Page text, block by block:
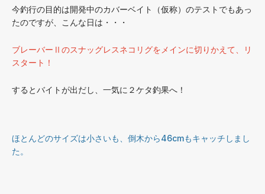
今釣行の目的は開発中のカバーベイト（仮称）のテストでもあっ
たのですが、こんな日は・・・
ブレーバーⅡのスナッグレスネコリグをメインに切りかえて、リ
スタート！
するとバイトが出だし、一気に２ケタ釣果へ！
ほとんどのサイズは小さいも、倒木から46cmもキャッチしまし
た。